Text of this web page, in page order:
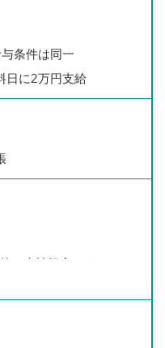
条件は同一
日に2万円支給
は当社規定による）
得をお願いしておりま